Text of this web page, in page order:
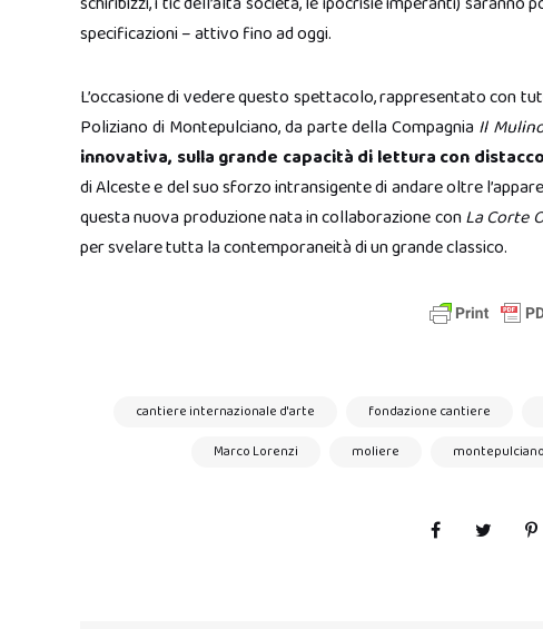
specificazioni – attivo fino ad oggi.
L’occasione di vedere questo spettacolo, rappresentato con
Poliziano di Montepulciano, da parte della Compagnia Il
innovativa, sulla grande capacità di lettura con
di Alceste e del suo sforzo intransigente di andare oltre
questa nuova produzione nata in collaborazione conLa Corte
per svelare tutta la contemporaneità di un grande classico.
cantiere internazionale d'arte fondazione cantiere
Marco Lorenzi
moliere montepulciano